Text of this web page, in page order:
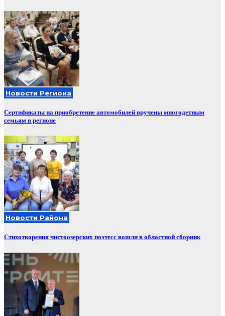
Новости Региона
Сертификаты на приобретение автомобилей вручены многодетным
семьям в регионе
Новости Района
Стихотворения чистоозерских поэтесс вошли в областной сборник